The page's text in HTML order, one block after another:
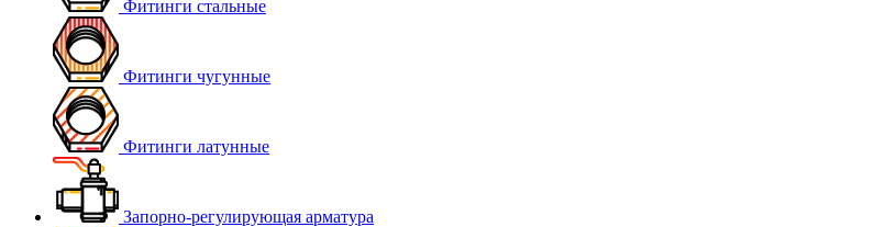
Фитинги стальные
Фитинги чугунные
Фитинги латунные
Запорно-регулирующая арматура